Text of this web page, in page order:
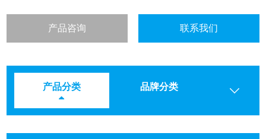
产品咨询 联系我们
产品分类 品牌分类